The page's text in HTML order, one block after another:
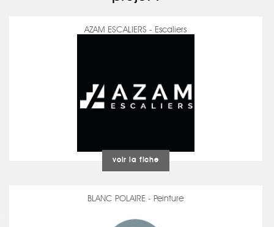
AZAM ESCALIERS - Escaliers
voir la fiche
BLANC POLAIRE - Peinture